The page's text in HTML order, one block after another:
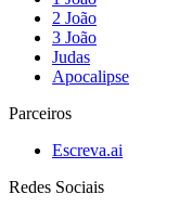
2 João
3 João
Judas
Apocalipse
Parceiros
Escreva.ai
Redes Sociais